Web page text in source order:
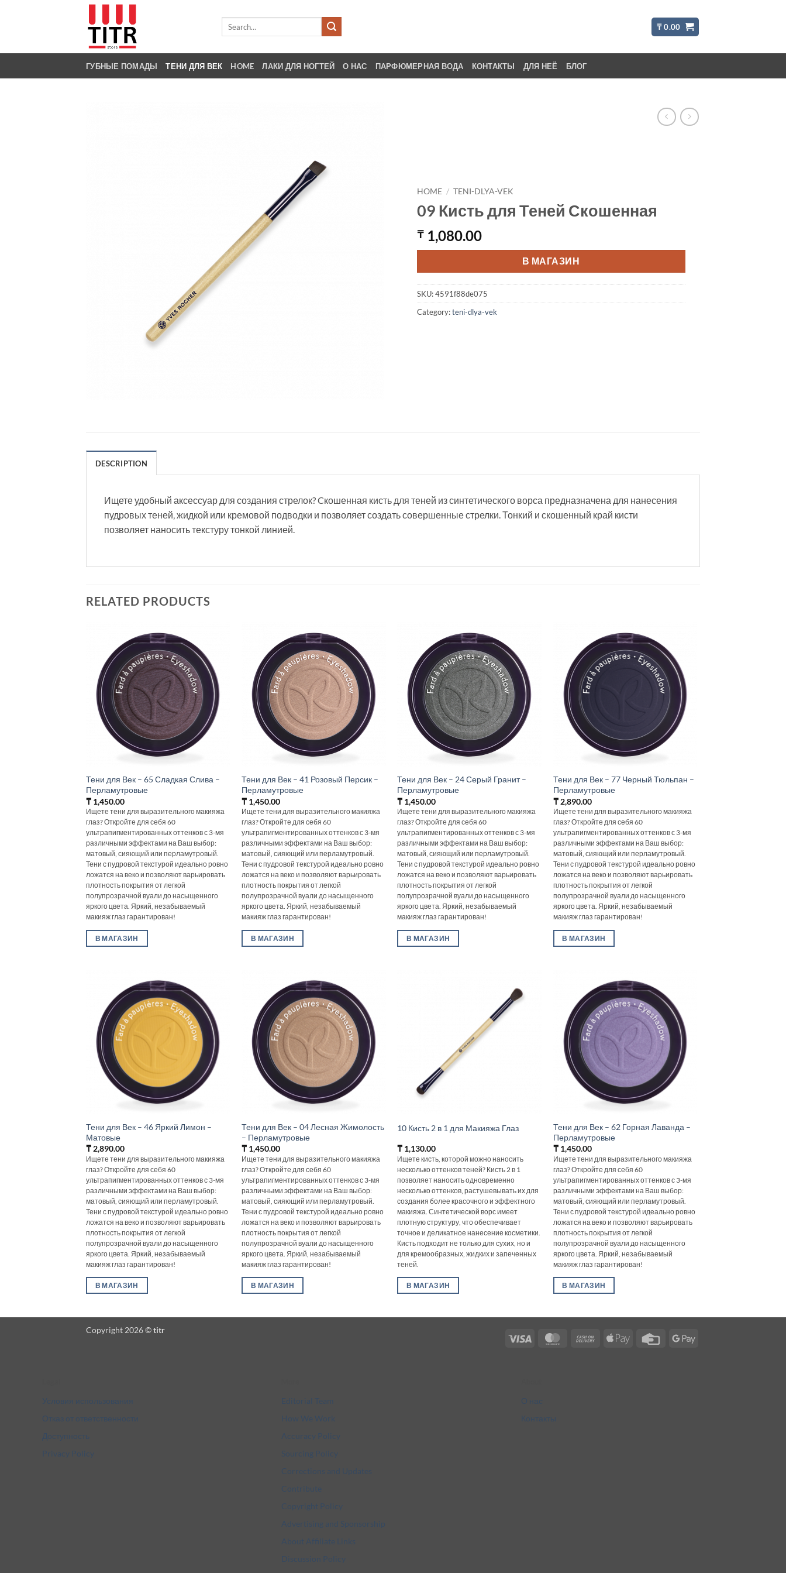
₸0.00
ГУБНЫЕ ПОМАДЫ ТЕНИ ДЛЯ ВЕК HOME ЛАКИ ДЛЯ НОГТЕЙ О НАС ПАРФЮМЕРНАЯ ВОДА КОНТАКТЫ ДЛЯ НЕЁ БЛОГ
HOME / TENI-DLYA-VEK
09 Кисть для Теней Скошенная
₸1,080.00
В МАГАЗИН
SKU:4591f88de075
Category:teni-dlya-vek
DESCRIPTION
Ищете удобный аксессуар для создания стрелок? Cкошенная кисть для теней из синтетического ворса предназначена для нанесения
пудровых теней‚ жидкой или кремовой подводки и позволяет создать совершенные стрелки. Тонкий и скошенный край кисти
позволяет наносить текстуру тонкой линией.
RELATED PRODUCTS
Тени для Век – 65 Сладкая Слива –
Перламутровые
₸1,450.00
Ищете тени для выразительного макияжа
глаз? Откройте для себя 60
ультрапигментированных оттенков с 3-мя
различными эффектами на Ваш выбор:
матовый, сияющий или перламутровый.
Тени с пудровой текстурой идеально ровно
ложатся на веко и позволяют варьировать
плотность покрытия от легкой
полупрозрачной вуали до насыщенного
яркого цвета. Яркий, незабываемый
макияж глаз гарантирован!
В МАГАЗИН
Тени для Век – 41 Розовый Персик –
Перламутровые
₸ 1,450.00
Ищете тени для выразительного макияжа
глаз? Откройте для себя 60
ультрапигментированных оттенков с 3-мя
различными эффектами на Ваш выбор:
матовый, сияющий или перламутровый.
Тени с пудровой текстурой идеально ровно
ложатся на веко и позволяют варьировать
плотность покрытия от легкой
полупрозрачной вуали до насыщенного
яркого цвета. Яркий, незабываемый
макияж глаз гарантирован!
В МАГАЗИН
Тени для Век – 24 Серый Гранит –
Перламутровые
₸ 1,450.00
Ищете тени для выразительного макияжа
глаз? Откройте для себя 60
ультрапигментированных оттенков с 3-мя
различными эффектами на Ваш выбор:
матовый, сияющий или перламутровый.
Тени с пудровой текстурой идеально ровно
ложатся на веко и позволяют варьировать
плотность покрытия от легкой
полупрозрачной вуали до насыщенного
яркого цвета. Яркий, незабываемый
макияж глаз гарантирован!
В МАГАЗИН
Тени для Век – 77 Черный Тюльпан –
Перламутровые
₸2,890.00
Ищете тени для выразительного макияжа
глаз? Откройте для себя 60
ультрапигментированных оттенков с 3-мя
различными эффектами на Ваш выбор:
матовый, сияющий или перламутровый.
Тени с пудровой текстурой идеально ровно
ложатся на веко и позволяют варьировать
плотность покрытия от легкой
полупрозрачной вуали до насыщенного
яркого цвета. Яркий, незабываемый
макияж глаз гарантирован!
В МАГАЗИН
Тени для Век – 46 Яркий Лимон –
Матовые
₸2,890.00
Ищете тени для выразительного макияжа
глаз? Откройте для себя 60
ультрапигментированных оттенков с 3-мя
различными эффектами на Ваш выбор:
матовый, сияющий или перламутровый.
Тени с пудровой текстурой идеально ровно
ложатся на веко и позволяют варьировать
плотность покрытия от легкой
полупрозрачной вуали до насыщенного
яркого цвета. Яркий, незабываемый
макияж глаз гарантирован!
В МАГАЗИН
Тени для Век – 04 Лесная Жимолость
– Перламутровые
₸ 1,450.00
Ищете тени для выразительного макияжа
глаз? Откройте для себя 60
ультрапигментированных оттенков с 3-мя
различными эффектами на Ваш выбор:
матовый, сияющий или перламутровый.
Тени с пудровой текстурой идеально ровно
ложатся на веко и позволяют варьировать
плотность покрытия от легкой
полупрозрачной вуали до насыщенного
яркого цвета. Яркий, незабываемый
макияж глаз гарантирован!
В МАГАЗИН
10 Кисть 2 в 1 для Макияжа Глаз
₸ 1,130.00
Ищете кисть, которой можно наносить
несколько оттенков теней? Кисть 2 в 1
позволяет наносить одновременно
несколько оттенков, растушевывать их для
создания более красочного и эффектного
макияжа. Синтетической ворс имеет
плотную структуру, что обеспечивает
точное и деликатное нанесение косметики.
Кисть подходит не только для сухих, но и
для кремообразных, жидких и запеченных
теней.
В МАГАЗИН
Тени для Век – 62 Горная Лаванда –
Перламутровые
₸1,450.00
Ищете тени для выразительного макияжа
глаз? Откройте для себя 60
ультрапигментированных оттенков с 3-мя
различными эффектами на Ваш выбор:
матовый, сияющий или перламутровый.
Тени с пудровой текстурой идеально ровно
ложатся на веко и позволяют варьировать
плотность покрытия от легкой
полупрозрачной вуали до насыщенного
яркого цвета. Яркий, незабываемый
макияж глаз гарантирован!
В МАГАЗИН
Visa MasterCardCash
Apple
Credit
Google
Copyright 2026 ©titr
Условия использования
Отказ от ответственности
Доступность
Privacy Policy
Editorial Team
How We Work
Accuracy Policy
Sourcing Policy
Corrections and Updates
Contribute
Copyright Policy
Advertising and Sponsorship
About Affiliate Links
Discussion Policy
О нас
Контакты